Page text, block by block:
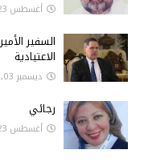
أغسطس 23, 2021
السفير
الاعتيادية
ديسمبر 03, 2020
رجائي
أغسطس 23, 2021